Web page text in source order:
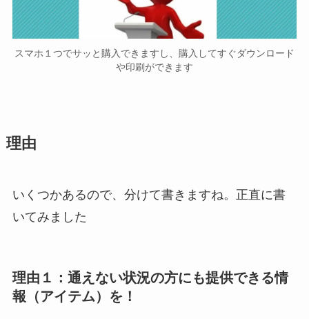
スマホ１つでサッと購入できますし、購入してすぐダウンロード
や印刷ができます
理由
いくつかあるので、分けて書きますね。正直に書
いてみました
理由１：通えない状況の方にも提供できる情
報（アイテム）を！